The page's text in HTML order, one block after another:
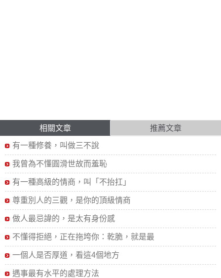
相關文章 推薦文章
有一種修養，叫做三不說
我曾為不懂圓滑世故而羞恥
有一種高級的情商，叫「不抬扛」
尊重別人的三觀，是你的頂級情商
做人最忌諱的，是太有身份感
不懂得拒絕，正在拖垮你：乾脆，就是最
一個人是否厚道，看這4個地方
遇事最有水平的處理方法